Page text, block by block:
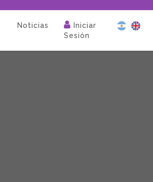
Noticias
Iniciar
Sesión